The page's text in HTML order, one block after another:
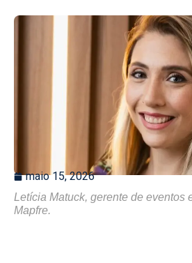
maio 15, 2026
Letícia Matuck, gerente de eventos
Mapfre.